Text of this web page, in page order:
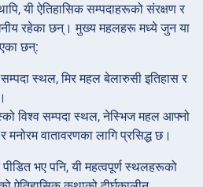
यी ऐतिहासिक सम्पदाहरूको संरक्षण र
रहेका छन्। मुख्य महलहरू मध्ये जुन या
छन्:
स्थल, मिर महल बेलारुसी इतिहास र
विश्व सम्पदा स्थल, नेस्भिज महल आफ्नो
वातावरणका लागि प्रसिद्ध छ।
भए पनि, यी महत्वपूर्ण स्थलहरूको